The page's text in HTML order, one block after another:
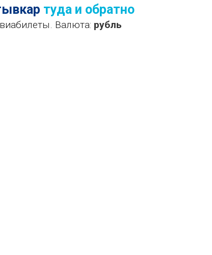
туда и обратно
Валюта: рубль